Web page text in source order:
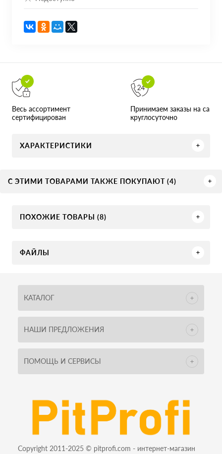
Весь ассортимент
сертифицирован
Принимаем заказы на сайте
круглосуточно
ХАРАКТЕРИСТИКИ
С ЭТИМИ ТОВАРАМИ ТАКЖЕ ПОКУПАЮТ (4)
ПОХОЖИЕ ТОВАРЫ (8)
ФАЙЛЫ
КАТАЛОГ
НАШИ ПРЕДЛОЖЕНИЯ
ПОМОЩЬ И СЕРВИСЫ
Copyright 2011-2025 © pitprofi.com - интернет-магазин